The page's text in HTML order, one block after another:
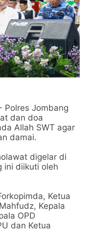
Jombang
dan doa
Allah SWT agar
damai.
digelar di
ini diikuti oleh
Ketua
Kepala
OPD
dan Ketua